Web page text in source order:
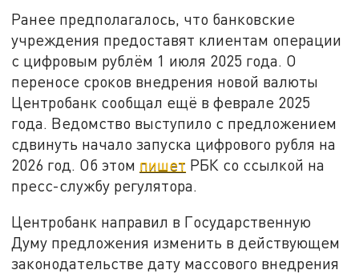
Ранее предполагалось, что банковские
учреждения предоставят клиентам операции
с цифровым рублём 1 июля 2025 года. О
переносе сроков внедрения новой валюты
Центробанк сообщал ещё в феврале 2025
года. Ведомство выступило с предложением
сдвинуть начало запуска цифрового рубля на
2026 год. Об этом пишет РБК со ссылкой на
пресс-службу регулятора.
Центробанк направил в Государственную
Думу предложения изменить в действующем
законодательстве дату массового внедрения